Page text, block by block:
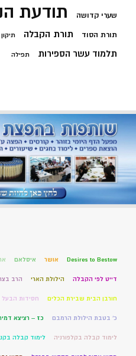
שערי קדושה תודעת
תורת הסוד תורת הקבלה
תלמוד עשר הספירות תפילה
Desires to Bestow אושר איסלאם
דייט לפי הקבלה הילולת הארי הרב
חורבן הבית שבירת הכלים חסידות
כ' בטבת הילולת הרמבם כז – רציצא
לימוד קבלה בקלפורניה לימוד קבלה